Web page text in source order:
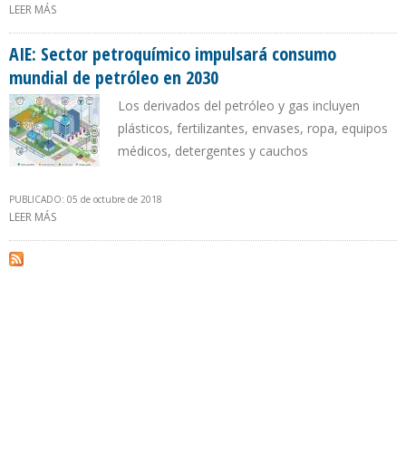
LEER MÁS
AIE: Sector petroquímico impulsará consumo
mundial de petróleo en 2030
Los derivados del petróleo y gas incluyen
plásticos, fertilizantes, envases, ropa, equipos
médicos, detergentes y cauchos
PUBLICADO: 05 de octubre de 2018
LEER MÁS